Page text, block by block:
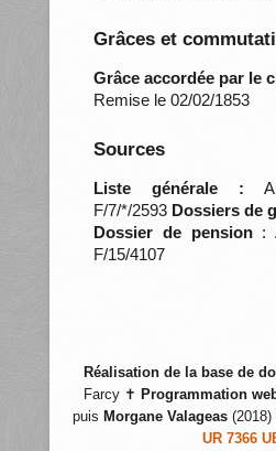
Grâces et
Grâce accordée par le
Remise le 02/02/1853
Sources
Liste générale :
F/7/*/2593 Dossiers de
Dossier de pension:
F/15/4107
Réalisation de la base de
Farcy ✝ Programmation
puis Morgane Valageas (2018)
UR 7366